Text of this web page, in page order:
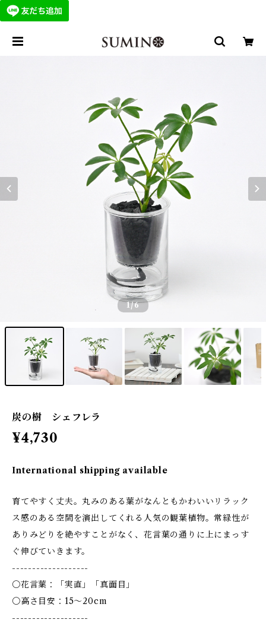
1/6
炭の樹 シェフレラ
¥4,730
International shipping available
育てやすく丈夫。丸みのある葉がなんともかわいいリラック
ス感のある空間を演出してくれる人気の観葉植物。常緑性が
ありみどりを絶やすことがなく、花言葉の通りに上にまっす
ぐ伸びていきます。
-------------------
〇花言葉：「実直」「真面目」
〇高さ目安：15～20cm
-------------------